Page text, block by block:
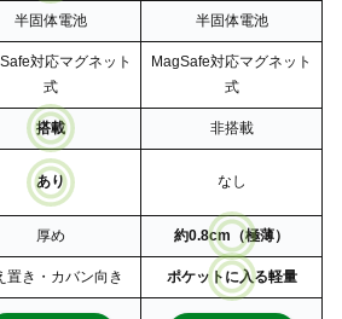
半固体電池 半固体電池
対応マグネット
式
MagSafe対応マグネット
式
搭載 非搭載
あり なし
厚め 約0.8cm（極薄）
置き・カバン向き ポケットに入る軽量